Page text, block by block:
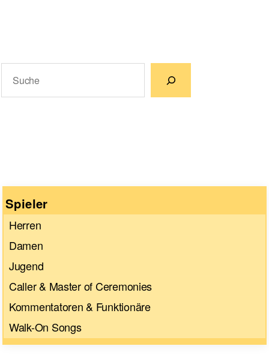
Spieler
Herren
Damen
Jugend
Caller & Master of Ceremonies
Kommentatoren & Funktionäre
Walk-On Songs